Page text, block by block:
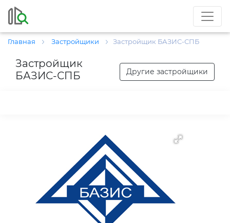
Главная Застройщики Застройщик БАЗИС-СПБ
Застройщик
БАЗИС-СПБ
Другие застройщики